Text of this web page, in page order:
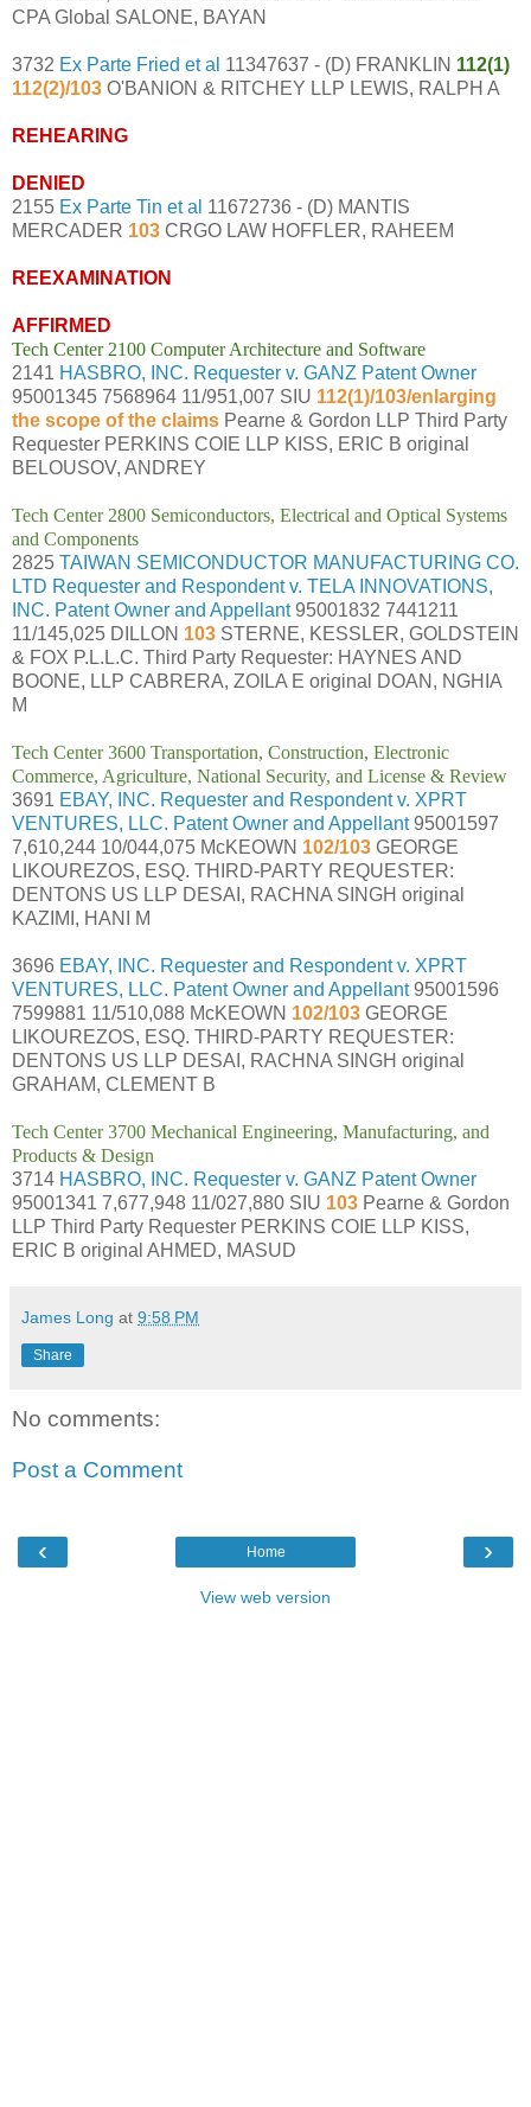
CPA Global SALONE, BAYAN
3732 Ex Parte Fried et al 11347637 - (D) FRANKLIN 112(1)
112(2)/103 O'BANION & RITCHEY LLP LEWIS, RALPH A
REHEARING
DENIED
2155 Ex Parte Tin et al 11672736 - (D) MANTIS
MERCADER 103 CRGO LAW HOFFLER, RAHEEM
REEXAMINATION
AFFIRMED
Tech Center 2100 Computer Architecture and Software
2141 HASBRO, INC. Requester v. GANZ Patent Owner
95001345 7568964 11/951,007 SIU 112(1)/103/enlarging
the scope of the claims Pearne & Gordon LLP Third Party
Requester PERKINS COIE LLP KISS, ERIC B original
BELOUSOV, ANDREY
Tech Center 2800 Semiconductors, Electrical and Optical Systems
and Components
2825 TAIWAN SEMICONDUCTOR MANUFACTURING CO.
LTD Requester and Respondent v. TELA INNOVATIONS,
INC. Patent Owner and Appellant95001832 7441211
11/145,025 DILLON 103 STERNE, KESSLER, GOLDSTEIN
& FOX P.L.L.C. Third Party Requester: HAYNES AND
BOONE, LLP CABRERA, ZOILA E original DOAN, NGHIA
M
Tech Center 3600 Transportation, Construction, Electronic
Commerce, Agriculture, National Security, and License & Review
3691 EBAY, INC. Requester and Respondent v. XPRT
VENTURES, LLC. Patent Owner and Appellant95001597
7,610,244 10/044,075 McKEOWN 102/103 GEORGE
LIKOUREZOS, ESQ. THIRD-PARTY REQUESTER:
DENTONS US LLP DESAI, RACHNA SINGH original
KAZIMI, HANI M
3696 EBAY, INC. Requester and Respondent v. XPRT
VENTURES, LLC. Patent Owner and Appellant95001596
7599881 11/510,088 McKEOWN 102/103 GEORGE
LIKOUREZOS, ESQ. THIRD-PARTY REQUESTER:
DENTONS US LLP DESAI, RACHNA SINGH original
GRAHAM, CLEMENT B
Tech Center 3700 Mechanical Engineering, Manufacturing, and
Products & Design
3714 HASBRO, INC. Requester v. GANZ Patent Owner
95001341 7,677,948 11/027,880 SIU 103 Pearne & Gordon
LLP Third Party Requester PERKINS COIE LLP KISS,
ERIC B original AHMED, MASUD
James Long at 9:58 PM
Share
No comments:
Post a Comment
‹ ›
Home
View web version